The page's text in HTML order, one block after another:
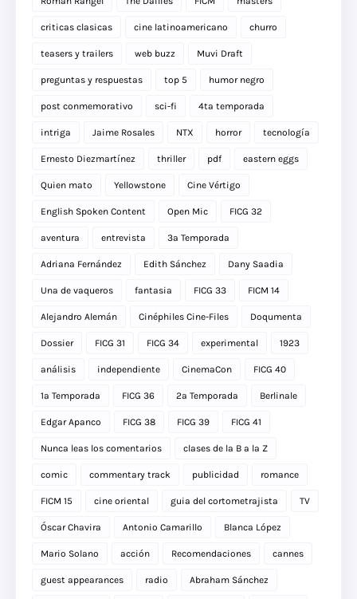
criticas clasicas cine latinoamericano churro
teasers y trailers web buzz Muvi Draft
preguntas y respuestas top 5 humor negro
post conmemorativo sci-fi 4ta temporada
intriga Jaime Rosales NTX horror tecnología
Ernesto Diezmartínez thriller pdf eastern eggs
Quien mato Yellowstone Cine Vértigo
English Spoken Content Open Mic FICG 32
aventura entrevista 3a Temporada
Adriana Fernández Edith Sánchez Dany Saadia
Una de vaqueros fantasia FICG 33 FICM 14
Alejandro Alemán Cinéphiles Cine-Files Doqumenta
Dossier FICG 31 FICG 34 experimental 1923
análisis independiente CinemaCon FICG 40
1a Temporada FICG 36 2a Temporada Berlinale
Edgar Apanco FICG 38 FICG 39 FICG 41
Nunca leas los comentarios clases de la B a la Z
comic commentary track publicidad romance
FICM 15 cine oriental guia del cortometrajista TV
Óscar Chavira Antonio Camarillo Blanca López
Mario Solano acción Recomendaciones cannes
guest appearances radio Abraham Sánchez